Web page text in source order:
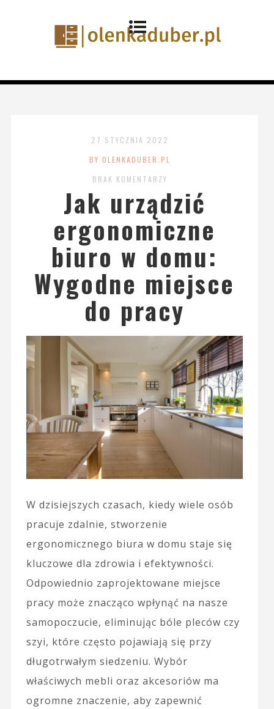
27 STYCZNIA 2022
BY OLENKADUBER.PL
BRAK KOMENTARZY
Jak urządzić
ergonomiczne
biuro w domu:
Wygodne miejsce
do pracy
W dzisiejszych czasach, kiedy wiele osób
pracuje zdalnie, stworzenie
ergonomicznego biura w domu staje się
kluczowe dla zdrowia i efektywności.
Odpowiednio zaprojektowane miejsce
pracy może znacząco wpłynąć na nasze
samopoczucie, eliminując bóle pleców czy
szyi, które często pojawiają się przy
długotrwałym siedzeniu. Wybór
właściwych mebli oraz akcesoriów ma
ogromne znaczenie, aby zapewnić